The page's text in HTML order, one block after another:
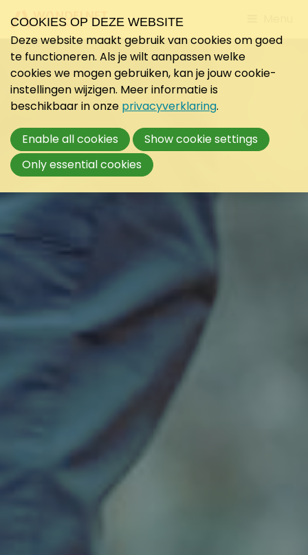
to
COOKIES OP DEZE WEBSITE
Deze website maakt gebruik van cookies om goed
te functioneren. Als je wilt aanpassen welke
cookies we mogen gebruiken, kan je jouw cookie-
instellingen wijzigen. Meer informatie is
beschikbaar in onze privacyverklaring.
Enable all cookies
Show cookie settings
Only essential cookies